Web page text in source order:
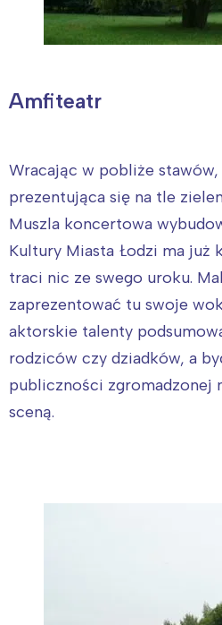
Amfiteatr
Wracając w pobliże
prezentująca się na tle
Muszla koncertowa
Kultury Miasta Łodzi ma już
traci nic ze swego uroku.
zaprezentować tu swoje
aktorskie talenty
rodziców czy dziadków, a
publiczności zgromadzonej
sceną.